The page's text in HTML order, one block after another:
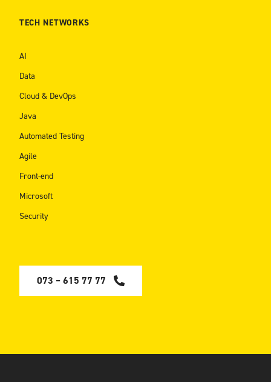
TECH NETWORKS
AI
Data
Cloud & DevOps
Java
Automated Testing
Agile
Front-end
Microsoft
Security
073 – 615 77 77